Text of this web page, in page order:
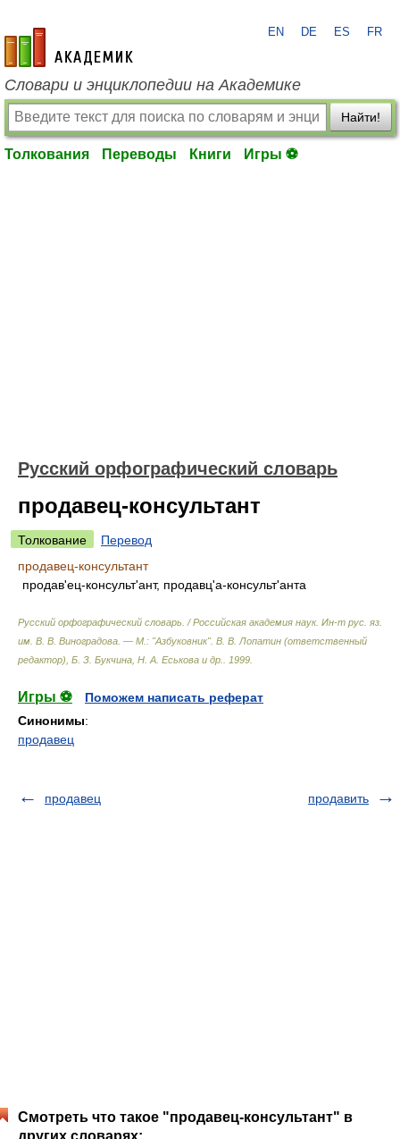
academic.ru
EN DE ES FR
Словари и энциклопедии на Академике
Найти!
Толкования Переводы Книги Игры ⚽
Русский орфографический словарь
продавец-консультант
Толкование
Перевод
продавец-консультант
продав'ец-консульт'ант, продавц'а-консульт'анта
Русский орфографический словарь. / Российская академия наук. Ин-т рус. яз.
им. В. В. Виноградова. — М.: "Азбуковник". В. В. Лопатин (ответственный
редактор), Б. З. Букчина, Н. А. Еськова и др.
1999
Игры ⚽
Поможем написать реферат
Синонимы:
продавец
продавец продавить
Смотреть что такое "продавец-консультант" в
других словарях: